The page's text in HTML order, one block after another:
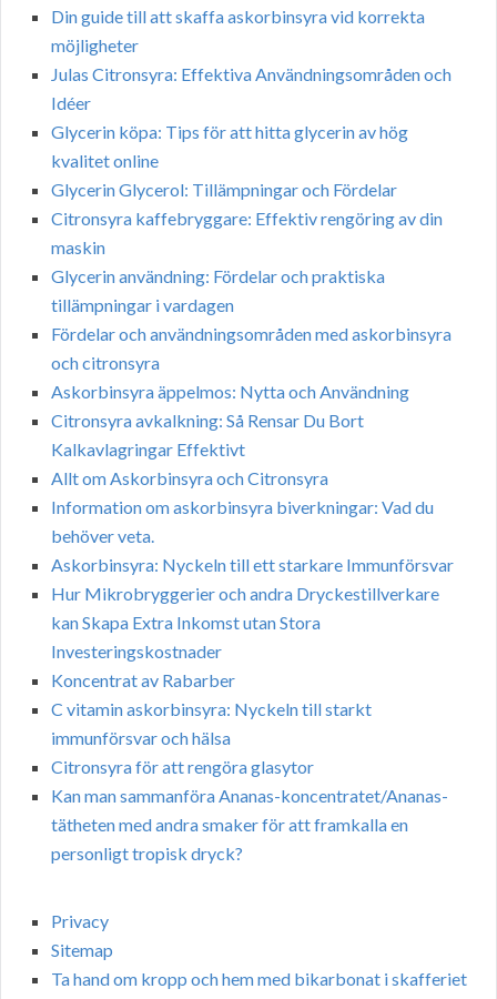
Din guide till att skaffa askorbinsyra vid korrekta
möjligheter
Julas Citronsyra: Effektiva Användningsområden och
Idéer
Glycerin köpa: Tips för att hitta glycerin av hög
kvalitet online
Glycerin Glycerol: Tillämpningar och Fördelar
Citronsyra kaffebryggare: Effektiv rengöring av din
maskin
Glycerin användning: Fördelar och praktiska
tillämpningar i vardagen
Fördelar och användningsområden med askorbinsyra
och citronsyra
Askorbinsyra äppelmos: Nytta och Användning
Citronsyra avkalkning: Så Rensar Du Bort
Kalkavlagringar Effektivt
Allt om Askorbinsyra och Citronsyra
Information om askorbinsyra biverkningar: Vad du
behöver veta.
Askorbinsyra: Nyckeln till ett starkare Immunförsvar
Hur Mikrobryggerier och andra Dryckestillverkare
kan Skapa Extra Inkomst utan Stora
Investeringskostnader
Koncentrat av Rabarber
C vitamin askorbinsyra: Nyckeln till starkt
immunförsvar och hälsa
Citronsyra för att rengöra glasytor
Kan man sammanföra Ananas-koncentratet/Ananas-
tätheten med andra smaker för att framkalla en
personligt tropisk dryck?
Privacy
Sitemap
Ta hand om kropp och hem med bikarbonat i skafferiet